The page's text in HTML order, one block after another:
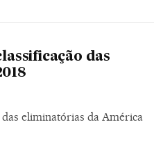
das
eliminatórias da América